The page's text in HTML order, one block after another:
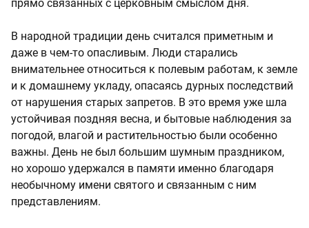
прямо связанных с церковным смыслом дня.
В народной традиции день считался приметным и
даже в чем-то опасливым. Люди старались
внимательнее относиться к полевым работам, к земле
и к домашнему укладу, опасаясь дурных последствий
от нарушения старых запретов. В это время уже шла
устойчивая поздняя весна, и бытовые наблюдения за
погодой, влагой и растительностью были особенно
важны. День не был большим шумным праздником,
но хорошо удержался в памяти именно благодаря
необычному имени святого и связанным с ним
представлениям.